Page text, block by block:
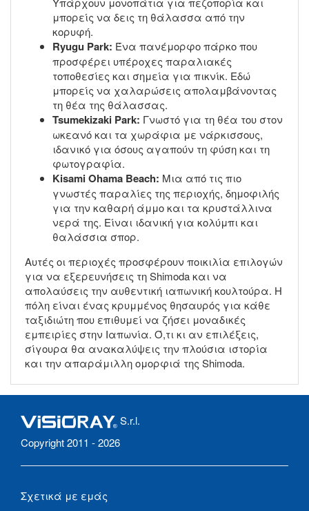
μπορείς να δεις τη θάλασσα από την
κορυφή.
Ryugu Park: Ένα πανέμορφο πάρκο που
προσφέρει υπέροχες παραλιακές
τοποθεσίες και σημεία για πικνίκ. Εδώ
μπορείς να χαλαρώσεις απολαμβάνοντας
τη θέα της θάλασσας.
Tsumekizaki Park: Γνωστό για τη θέα του στον
ωκεανό και τα χωράφια με νάρκισσους,
ιδανικό για όσους αγαπούν τη φύση και τη
φωτογραφία.
Kisami Ohama Beach: Μια από τις πιο
γνωστές παραλίες της περιοχής, δημοφιλής
για την καθαρή άμμο και τα κρυστάλλινα
νερά της. Είναι ιδανική για κολύμπι και
θαλάσσια σπορ.
Αυτές οι περιοχές προσφέρουν ποικιλία επιλογών
για να εξερευνήσεις τη Shimoda και να
απολαύσεις την αυθεντική ιαπωνική κουλτούρα. Η
πόλη είναι ένας κρυμμένος θησαυρός για κάθε
ταξιδιώτη που επιθυμεί να ζήσει μοναδικές
εμπειρίες στην Ιαπωνία. Ό,τι κι αν επιλέξεις,
σίγουρα θα ανακαλύψεις την πλούσια ιστορία
και την απαράμιλλη ομορφιά της Shimoda.
S.r.l.
Copyright 2011 - 2026
Σχετικά με εμάς